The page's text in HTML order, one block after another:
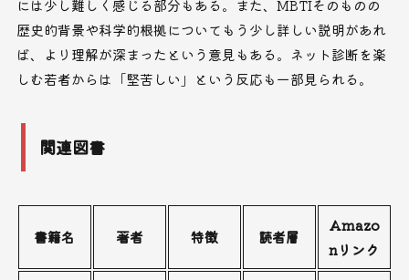
には少し難しく感じる部分もある。また、MBTIそのものの
歴史的背景や科学的根拠についてもう少し詳しい説明があれ
ば、より理解が深まったという意見もある。ネット診断を楽
しむ若者からは「堅苦しい」という反応も一部見られる。
関連図書
書籍名 著者 特徴 読者層
Amazo
nリンク